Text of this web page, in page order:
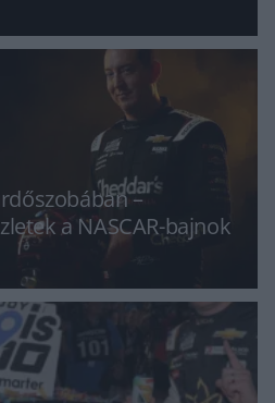
–
a NASCAR-bajnok